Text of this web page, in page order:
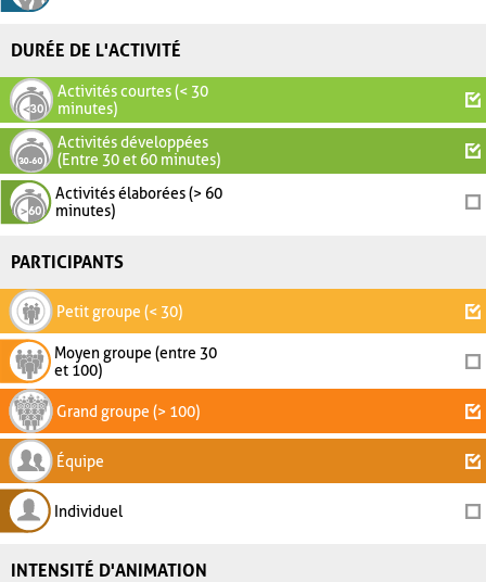
DURÉE DE L'ACTIVITÉ
Activités courtes (< 30
minutes)
Activités développées
(Entre 30 et 60 minutes)
Activités élaborées (> 60
minutes)
PARTICIPANTS
Petit groupe (< 30)
Moyen groupe (entre 30
et 100)
Grand groupe (> 100)
Équipe
Individuel
INTENSITÉ D'ANIMATION